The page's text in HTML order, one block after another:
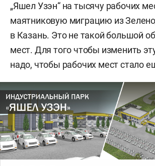
„Яшел Узэн“ на тысячу рабочих
маятниковую миграцию из
в Казань. Это не такой большой
мест. Для того чтобы изменить
надо, чтобы рабочих мест стало